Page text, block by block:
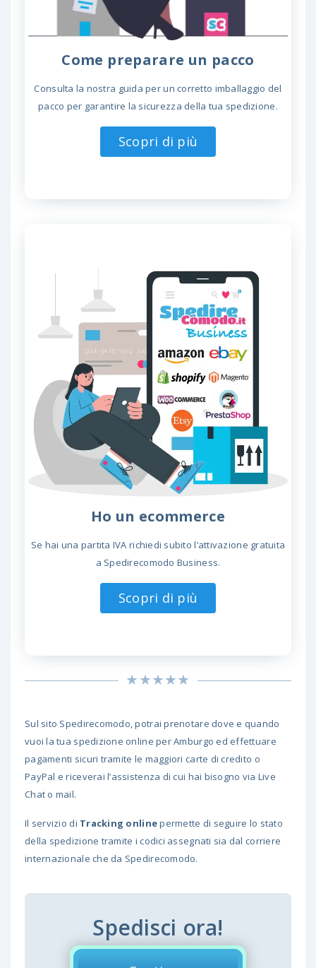
Come preparare un pacco
Consulta la nostra guida per un corretto imballaggio del
pacco per garantire la sicurezza della tua spedizione.
Scopri di più
Ho un ecommerce
Se hai una partita IVA richiedi subito l’attivazione gratuita
a Spedirecomodo Business.
Scopri di più
Sul sito Spedirecomodo, potrai prenotare dove e quando
vuoi la tua spedizione online per Amburgo ed effettuare
pagamenti sicuri tramite le maggiori carte di credito o
PayPal e riceverai l’assistenza di cui hai bisogno via Live
Chat o mail.
Il servizio di Tracking onlinepermette di seguire lo stato
della spedizione tramite i codici assegnati sia dal corriere
internazionale che da Spedirecomodo.
Spedisci ora!